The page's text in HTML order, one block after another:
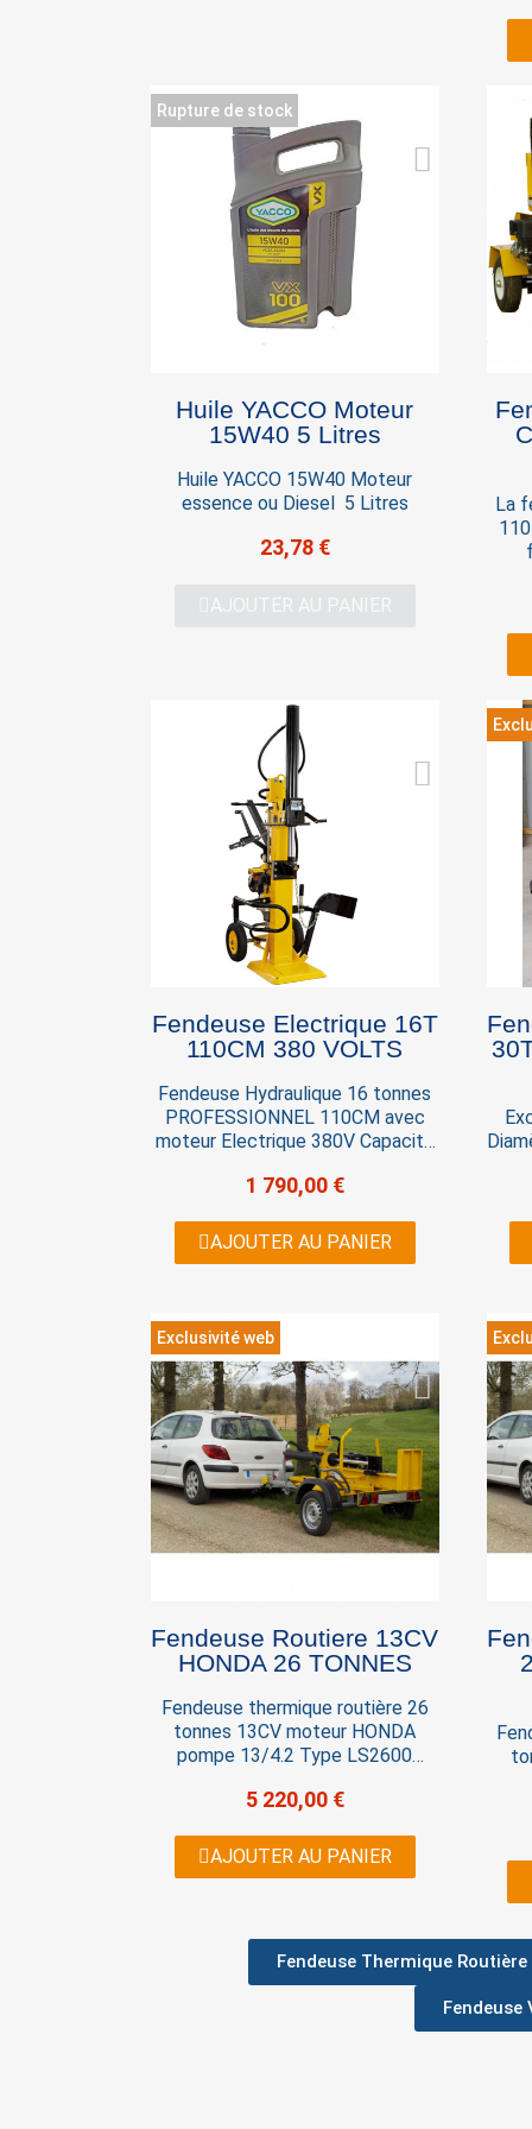
Rupture de stock
Huile YACCO Moteur
15W40 5 Litres
Huile YACCO 15W40 Moteur
essence ou Diesel 5 Litres
23,78 €
AJOUTER AU PANIER
La
26
Fendeuse Electrique 16T
110CM 380 VOLTS
Fendeuse Hydraulique 16 tonnes
PROFESSIONNEL 110CM avec
moteur Electrique 380V Capacité
avec son puissant moteur de 380
GERMANY
1 790,00 €
AJOUTER AU PANIER
26
cm
Exclusivité web
Fendeuse Routiere 13CV
HONDA 26 TONNES
Fendeuse thermique routière 26
tonnes 13CV moteur HONDA
pompe 13/4.2 Type LS2600
fendeuse routière est destinée à
déplacer en toute sécurité.
Équiper d'un vérin de 26 Tonnes,
modèle le plus performant du
marché actuellement.
5 220,00 €
AJOUTER AU PANIER
Fendeuse Thermique Routière